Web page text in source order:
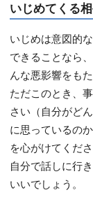
いじめてくる
いじめは意図的
できることなら
んな悪影響をも
ただこのとき、
さい（自分がど
に思っているの
を心がけてくださ
自分で話しに行
いいでしょう。